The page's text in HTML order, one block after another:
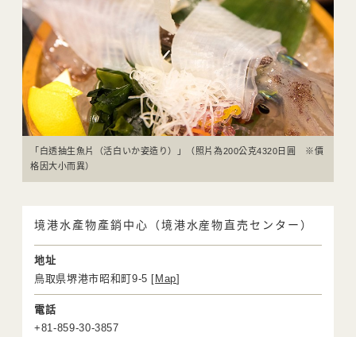
「白透抽生魚片（活白いか姿造り）」（照片為200公克4320日圓 ※價
格因大小而異）
境港水產物產銷中心（境港水産物直売センター）
地址
鳥取県堺港市昭和町9-5 [ Map]
電話
+81-859-30-3857